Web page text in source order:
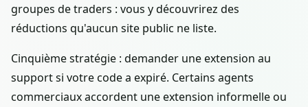
groupes de traders : vous y découvrirez des
réductions qu'aucun site public ne liste.
Cinquième stratégie : demander une extension au
support si votre code a expiré. Certains agents
commerciaux accordent une extension informelle ou